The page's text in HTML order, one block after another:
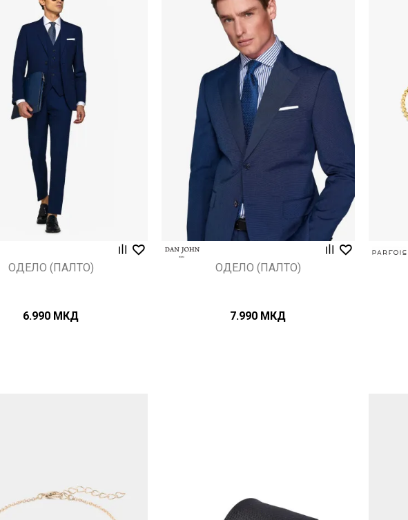
Uporedi
ОДЕЛО (ПАЛТО)
6.990 МКД
Uporedi
ОДЕЛО (ПАЛТО)
7.990 МКД